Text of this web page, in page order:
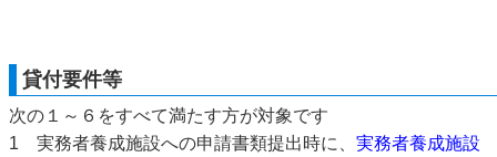
貸付要件等
次の１～６をすべて満たす方が対象です
1 実務者養成施設への申請書類提出時に、 実務者養成施設